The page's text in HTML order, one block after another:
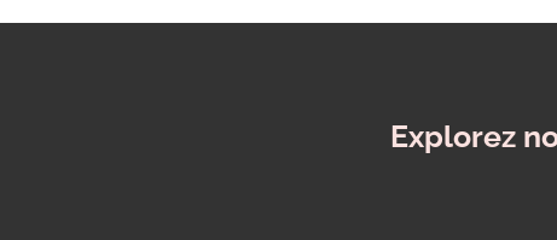
Explorez